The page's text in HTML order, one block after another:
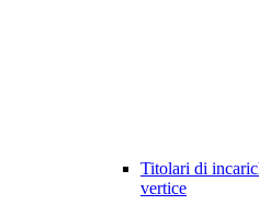
Titolari di
vertice